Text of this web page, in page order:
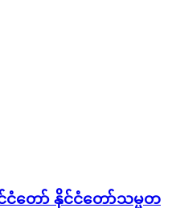
ငံတော် နိုင်ငံတော်သမ္မတ